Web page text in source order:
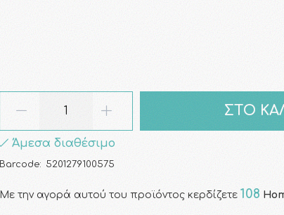
ΣΤΟ
Άμεσα διαθέσιμο
Barcode: 5201279100575
Με την αγορά αυτού του προϊόντος κερδίζετε 108